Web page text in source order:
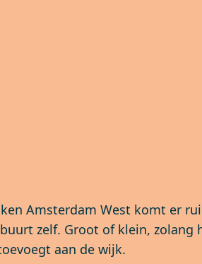
Amsterdam West komt er
zelf. Groot of klein, zolang
aan de wijk.